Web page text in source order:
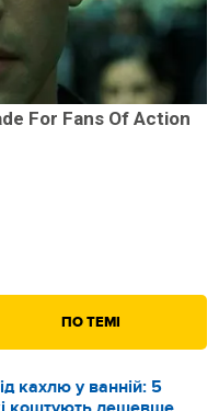
ПО ТЕМІ
кахлю у ванній: 5
For Fans Of Action